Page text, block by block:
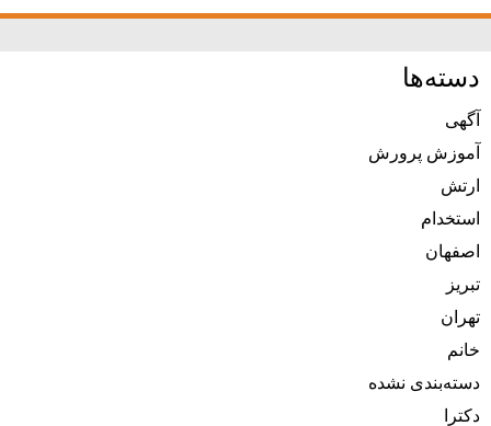
دسته‌ها
آگهی
آموزش پرورش
ارتش
استخدام
اصفهان
تبریز
تهران
خانم
دسته‌بندی نشده
دکترا